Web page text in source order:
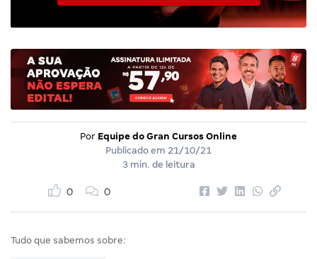
Por Equipe do Gran Cursos Online
Publicado em 21/10/21
3 min. de leitura
0 0
Tudo que sabemos sobre: